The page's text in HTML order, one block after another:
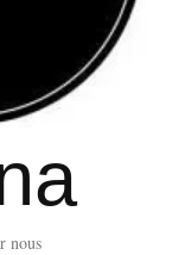
nous